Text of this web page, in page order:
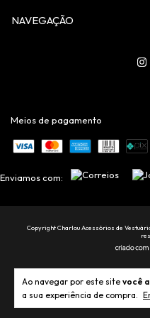
Ao navegar por este site você
a sua experiência de compra.
NAVEGAÇÃO
Meios de pagamento
Enviamos com:
Copyright Charlou Acessórios de Vestuário